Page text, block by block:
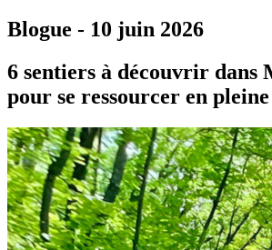
Blogue - 10 juin 2026
6 sentiers à découvrir dans
pour se ressourcer en